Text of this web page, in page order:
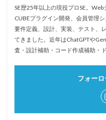
SE歴25年以上の現役プロSE。
CUBEプラグイン開発、会員管理
要件定義、設計、実装、テスト、
てきました。近年はChatGPTや
査・設計補助・コード作成補助・
フォーロ